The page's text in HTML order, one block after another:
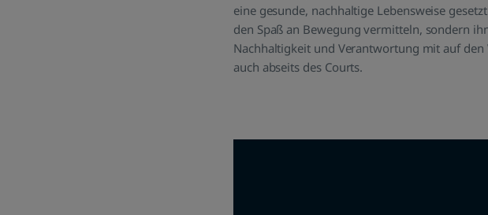
eine gesunde, nachhaltige Lebensweise
den Spaß an Bewegung vermitteln, sondern
Nachhaltigkeit und Verantwortung mit auf den
auch abseits des Courts.